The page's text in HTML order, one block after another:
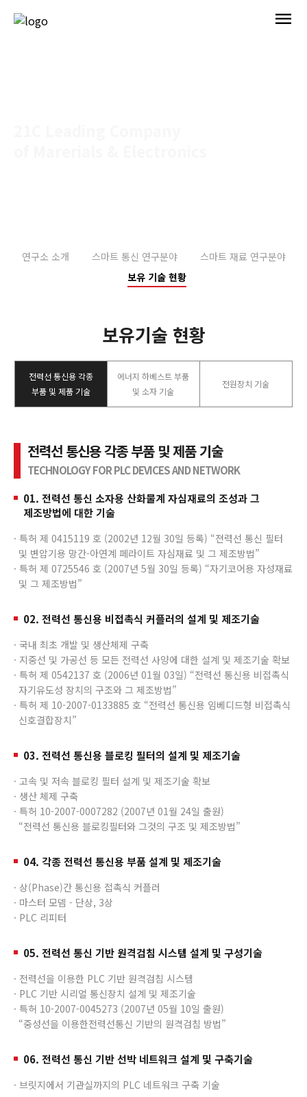
menu
연구소 소개 스마트 통신 연구분야
스마트 재료 연구분야
보유 기술 현황
보유기술 현황
전력선 통신용 각종
부품 및 제품 기술
에너지 하베스트 부품
및 소자 기술
전원장치 기술
전력선 통신용 각종 부품 및 제품 기술
TECHNOLOGY FOR PLC DEVICES AND NETWORK
01. 전력선 통신 소자용 산화물계 자심재료의 조성과 그
제조방법에 대한 기술
· 특허 제 0415119 호 (2002년 12월 30일 등록) “젼력선 통신 필터
및 변압기용 망간-아연계 페라이트 자심재료 및 그 제조방법”
· 특허 제 0725546 호 (2007년 5월 30일 등록) “자기코어용 자성재료
및 그 제조방법”
02. 전력선 통신용 비접촉식 커플러의 설계 및 제조기술
· 국내 최초 개발 및 생산체제 구축
· 지중선 및 가공선 등 모든 전력선 사양에 대한 설계 및 제조기술 확보
· 특허 제 0542137 호 (2006년 01월 03일) “전력선 통신용 비접촉식
자기유도성 장치의 구조와 그 제조방법”
· 특허 제 10-2007-0133885 호 “전력선 통신용 임베디드형 비접촉식
신호결합장치”
03. 전력선 통신용 블로킹 필터의 설계 및 제조기술
· 고속 및 저속 블로킹 필터 설계 및 제조기술 확보
· 생산 체제 구축
· 특허 10-2007-0007282 (2007년 01월 24일 출원)
“전력선 통신용 블로킹필터와 그것의 구조 및 제조방법”
04. 각종 전력선 통신용 부품 설계 및 제조기술
· 상(Phase)간 통신용 접촉식 커플러
· 마스터 모뎀 - 단상, 3상
· PLC 리피터
05. 전력선 통신 기반 원격검침 시스템 설계 및 구성기술
· 전력선을 이용한 PLC 기반 원격검침 시스템
· PLC 기반 시리얼 통신장치 설계 및 제조기술
· 특허 10-2007-0045273 (2007년 05월 10일 출원)
“중성선을 이용한전력선통신 기반의 원격검침 방법”
06. 전력선 통신 기반 선박 네트워크 설계 및 구축기술
· 브릿지에서 기관실까지의 PLC 네트워크 구축 기술